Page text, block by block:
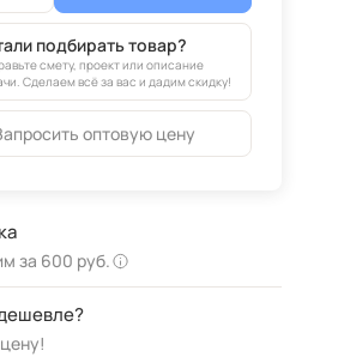
подбирать товар?
смету, проект или описание
Сделаем всё за вас и дадим скидку!
оптовую цену
за 600 руб.